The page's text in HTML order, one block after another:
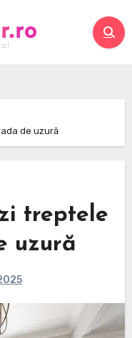
de uzură
treptele
uzură